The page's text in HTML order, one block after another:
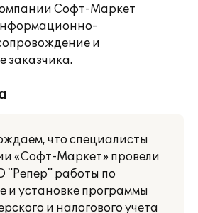
Софт-Маркет
и
заказчика.
что специалисты
«Софт-Маркет» провели
"Репер" работы по
и установке программы
и налогового учета